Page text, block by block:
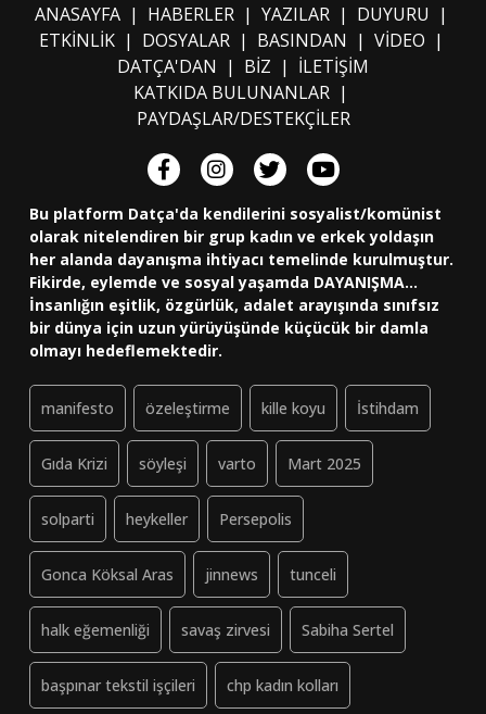
ANASAYFA| HABERLER| YAZILAR| DUYURU |
ETKİNLİK| DOSYALAR| BASINDAN | VİDEO |
DATÇA'DAN | BİZ | İLETİŞİM
KATKIDA BULUNANLAR |
PAYDAŞLAR/DESTEKÇİLER
Bu platform Datça'da kendilerini sosyalist/komünist
olarak nitelendiren bir grup kadın ve erkek yoldaşın
her alanda dayanışma ihtiyacı temelinde kurulmuştur.
Fikirde, eylemde ve sosyal yaşamda DAYANIŞMA...
İnsanlığın eşitlik, özgürlük, adalet arayışında sınıfsız
bir dünya için uzun yürüyüşünde küçücük bir damla
olmayı hedeflemektedir.
manifesto özeleştirme kille koyu İstihdam
Gıda Krizi söyleşi varto Mart 2025
solparti heykeller Persepolis
Gonca Köksal Aras jinnews tunceli
halk eğemenliği savaş zirvesi Sabiha Sertel
başpınar tekstil işçileri chp kadın kolları